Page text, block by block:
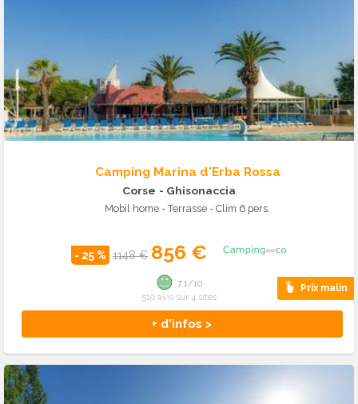
Camping Marina d'Erba Rossa
Corse - Ghisonaccia
Mobil home - Terrasse - Clim 6 pers.
- 25 % 1148 € 856 €
Prix malin
+ d'infos >
7.1/10
510 avis sur 4 sites